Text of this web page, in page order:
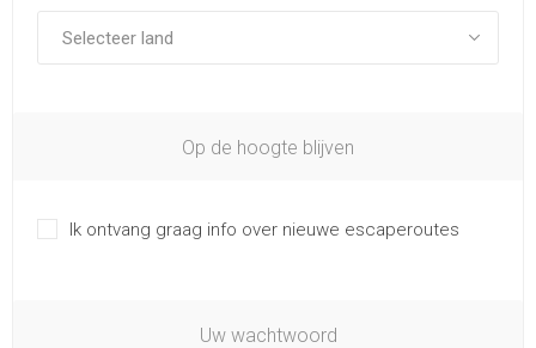
Op de hoogte blijven
Ik ontvang graag info over nieuwe escaperoutes
Uw wachtwoord